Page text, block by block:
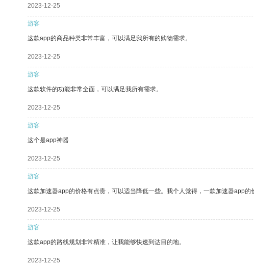
2023-12-25
游客
这款app的商品种类非常丰富，可以满足我所有的购物需求。
2023-12-25
游客
这款软件的功能非常全面，可以满足我所有需求。
2023-12-25
游客
这个是app神器
2023-12-25
游客
这款加速器app的价格有点贵，可以适当降低一些。我个人觉得，一款加速器app的
2023-12-25
游客
这款app的路线规划非常精准，让我能够快速到达目的地。
2023-12-25